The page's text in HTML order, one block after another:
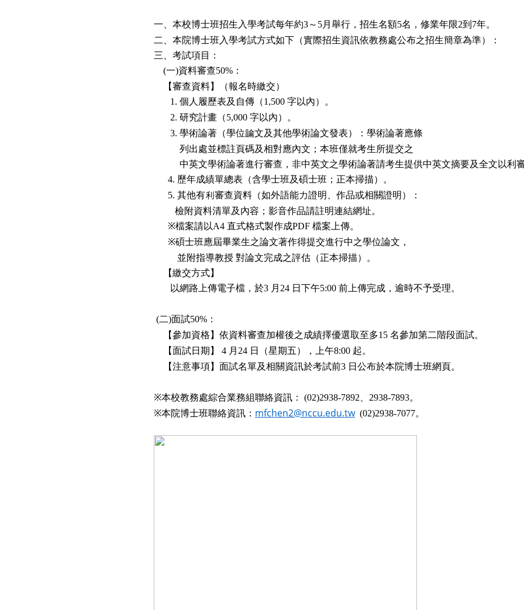
一、本校博士班招生入學考試每年約3～ 5月舉行，招生名額5名，修業年限2到7年。
二、本院博士班入學考試方式如下（實際招生資訊依教務處公布之招生簡章為準）：
三、考試項目：
(一)資料審查50% ：
【審查資料】（報名時繳交）
1. 個人履歷表及自傳（1,500 字以內）。
2. 研究計畫（5,000 字以內）。
3. 學術論著（學位論文及其他學術論文發表）：學術論著應條
列出處並標註頁碼及相對應內文；本班僅就考生所提交之
中英文學術論著進行審查，非中英文之學術論著請考生提供中英文摘要及全文以利
4. 歷年成績單總表（含學士班及碩士班；正本掃描）。
5. 其他有利審查資料（如外語能力證明、作品或相關證明）：
檢附資料清單及內容；影音作品請註明連結網址。
※檔案請以A4 直式格式製作成PDF 檔案上傳。
※碩士班應屆畢業生之論文著作得提交進行中之學位論文，
並附指導教授 對論文完成之評估（正本掃描）。
【繳交方式】
以網路上傳電子檔，於3 月 24 日下午5:00 前上傳完成，逾時不予受理。
(二)面試50% ：
【參加資格】依資料審查加權後之成績擇優選取至多15 名參加第二階段面試。
【面試日期】
4 月 24 日（星期五），上午8:00 起。
【注意事項】面試名單及相關資訊於考試前3 日公布於本院博士班網頁。
※本校教務處綜合業務組聯絡資訊： (02)2938-7892、 2938-7893。
※本院博士班聯絡資訊： mfchen2@nccu.edu.tw(02)2938-7077。